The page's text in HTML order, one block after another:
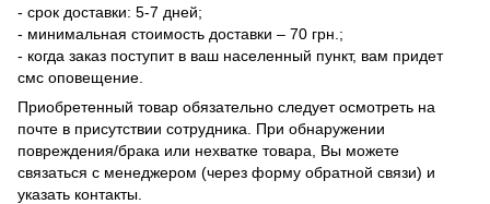
- срок доставки: 5-7 дней;
- минимальная стоимость доставки – 70 грн.;
- когда заказ поступит в ваш населенный пункт, вам придет
смс оповещение.
Приобретенный товар обязательно следует осмотреть на
почте в присутствии сотрудника. При обнаружении
повреждения/брака или нехватке товара, Вы можете
связаться с менеджером (через форму обратной связи) и
указать контакты.